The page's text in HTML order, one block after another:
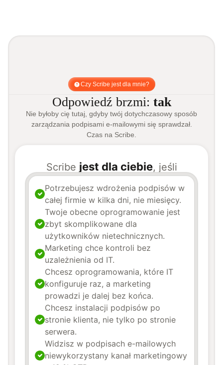
Czy Scribe jest dla mnie?
Odpowiedź brzmi: tak
Nie byłoby cię tutaj, gdyby twój dotychczasowy sposób
zarządzania podpisami e-mailowymi się sprawdzał.
Czas na Scribe.
Scribe jest dla ciebie, jeśli
Potrzebujesz wdrożenia podpisów w
całej firmie w kilka dni, nie miesięcy.
Twoje obecne oprogramowanie jest
zbyt skomplikowane dla
użytkowników nietechnicznych.
Marketing chce kontroli bez
uzależnienia od IT.
Chcesz oprogramowania, które IT
konfiguruje raz, a marketing
prowadzi je dalej bez końca.
Chcesz instalacji podpisów po
stronie klienta, nie tylko po stronie
serwera.
Widzisz w podpisach e-mailowych
niewykorzystany kanał marketingowy